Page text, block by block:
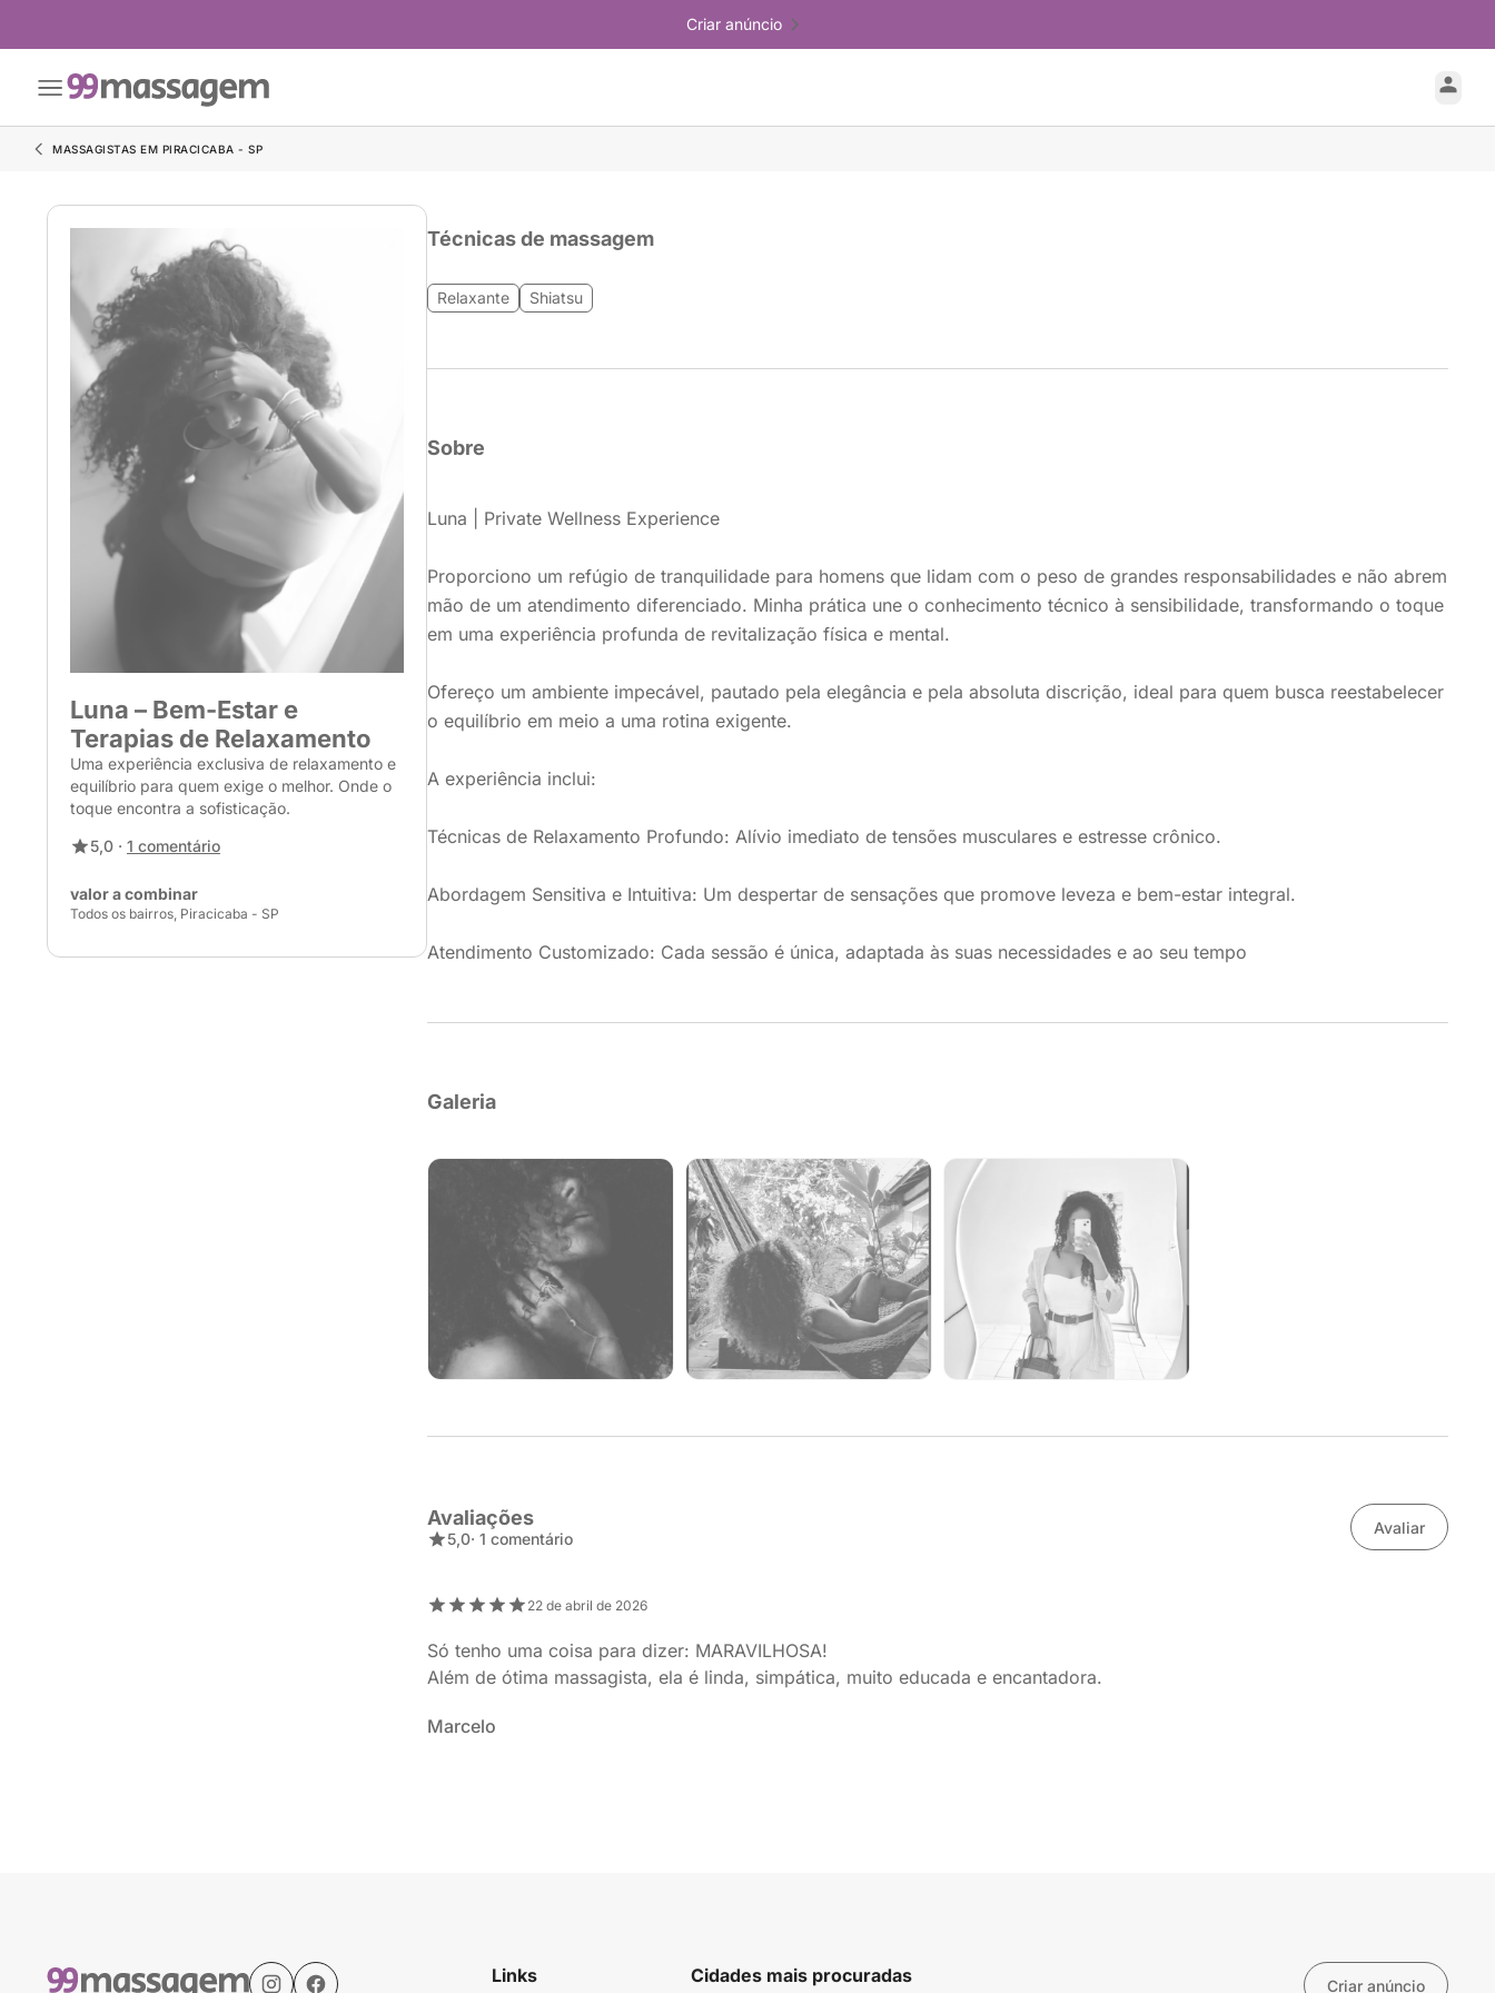
Criar anúncio
MASSAGISTAS EM PIRACICABA - SP
Luna – Bem-Estar e
Terapias de Relaxamento
Uma experiência exclusiva de relaxamento e
equilíbrio para quem exige o melhor. Onde o
toque encontra a sofisticação.
5,0 · 1 comentário
valor a combinar
Todos os bairros, Piracicaba - SP
Técnicas de massagem
Relaxante Shiatsu
Sobre
Luna | Private Wellness Experience
Proporciono um refúgio de tranquilidade para homens que lidam com o peso de grandes responsabilidades e não abrem
mão de um atendimento diferenciado. Minha prática une o conhecimento técnico à sensibilidade, transformando o toque
em uma experiência profunda de revitalização física e mental.
Ofereço um ambiente impecável, pautado pela elegância e pela absoluta discrição, ideal para quem busca reestabelecer
o equilíbrio em meio a uma rotina exigente.
A experiência inclui:
Técnicas de Relaxamento Profundo: Alívio imediato de tensões musculares e estresse crônico.
Abordagem Sensitiva e Intuitiva: Um despertar de sensações que promove leveza e bem-estar integral.
Atendimento Customizado: Cada sessão é única, adaptada às suas necessidades e ao seu tempo
Galeria
Avaliações
5,0· 1 comentário
Avaliar
22 de abril de 2026
Só tenho uma coisa para dizer: MARAVILHOSA!
Além de ótima massagista, ela é linda, simpática, muito educada e encantadora.
Marcelo
Links Cidades mais procuradas Criar anúncio